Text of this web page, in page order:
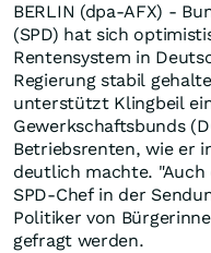
BERLIN (dpa-AFX) -
(SPD) hat sich
Rentensystem in
Regierung stabil
unterstützt Klingbeil
Gewerkschaftsbunds
Betriebsrenten, wie er
deutlich machte.
SPD-Chef in der
Politiker von
gefragt werden.